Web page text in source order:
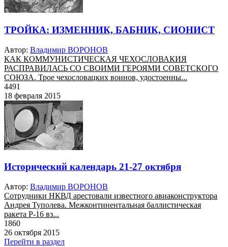
ТРОЙКА: ИЗМЕННИК, БАБНИК, СИОНИСТ
Автор: Владимир ВОРОНОВ
КАК КОММУНИСТИЧЕСКАЯ ЧЕХОСЛОВАКИЯ
РАСПРАВИЛАСЬ СО СВОИМИ ГЕРОЯМИ СОВЕТСКОГО
СОЮЗА. Трое чехословацких воинов, удостоенны...
4491
18 февраля 2015
Исторический календарь 21-27 октября
Автор: Владимир ВОРОНОВ
Сотрудники НКВД арестовали известного авиаконструктора
Андрея Туполева. Межконтинентальная баллистическая
ракета Р-16 вз...
1860
26 октября 2015
Перейти в раздел